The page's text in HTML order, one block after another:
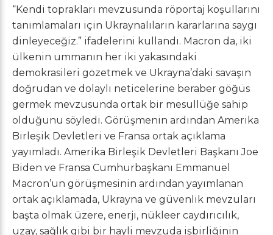
“Kendi toprakları mevzusunda röportaj koşullarını
tanımlamaları için Ukraynalıların kararlarına saygı
dinleyeceğiz.” ifadelerini kullandı. Macron da, iki
ülkenin ummanın her iki yakasındaki
demokrasileri gözetmek ve Ukrayna’daki savaşın
doğrudan ve dolaylı neticelerine beraber göğüs
germek mevzusunda ortak bir mesullüğe sahip
olduğunu söyledi. Görüşmenin ardından Amerika
Birleşik Devletleri ve Fransa ortak açıklama
yayımladı. Amerika Birleşik Devletleri Başkanı Joe
Biden ve Fransa Cumhurbaşkanı Emmanuel
Macron’un görüşmesinin ardından yayımlanan
ortak açıklamada, Ukrayna ve güvenlik mevzuları
başta olmak üzere, enerji, nükleer caydırıcılık,
uzay, sağlık gibi bir hayli mevzuda işbirliğinin